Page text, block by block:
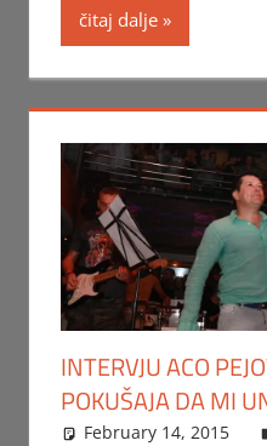
čitaj dalje
INTERVJU ACO
POKUŠAJA DA MI
February 14, 2015